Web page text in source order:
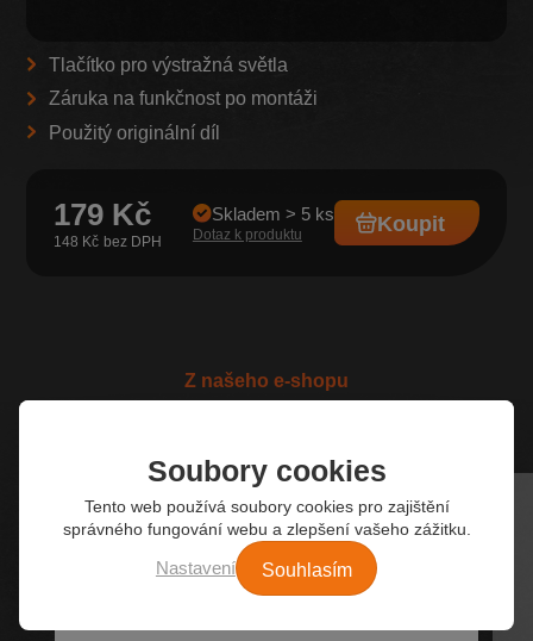
Tlačítko pro výstražná světla
Záruka na funkčnost po montáži
Použitý originální díl
179 Kč
148 Kč
Skladem > 5 ks
Dotaz k produktu Koupit
Z našeho e-shopu
Soubory cookies
Tento web používá soubory cookies pro zajištění
správného fungování webu a zlepšení vašeho zážitku.
Nastavení Souhlasím